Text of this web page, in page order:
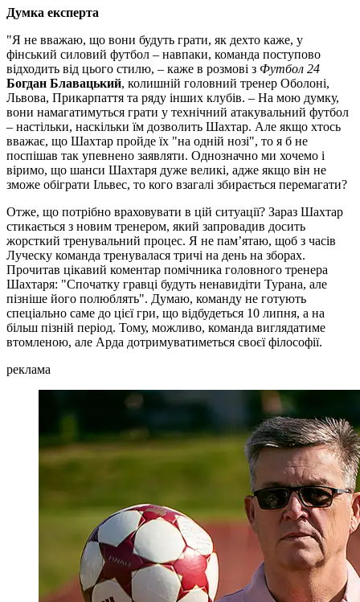
Думка експерта
"Я не вважаю, що вони будуть грати, як дехто каже, у
фінський силовий футбол – навпаки, команда поступово
відходить від цього стилю, – каже в розмові з Футбол 24
Богдан Блавацький, колишній головний тренер Оболоні,
Львова, Прикарпаття та ряду інших клубів. – На мою думку,
вони намагатимуться грати у технічний атакувальний футбол
– настільки, наскільки їм дозволить Шахтар. Але якщо хтось
вважає, що Шахтар пройде їх "на одній нозі", то я б не
поспішав так упевнено заявляти. Однозначно ми хочемо і
віримо, що шанси Шахтаря дуже великі, адже якщо він не
зможе обіграти Ільвес, то кого взагалі збирається перемагати?
Отже, що потрібно враховувати в цій ситуації? Зараз Шахтар
стикається з новим тренером, який запровадив досить
жорсткий тренувальний процес. Я не пам’ятаю, щоб з часів
Луческу команда тренувалася тричі на день на зборах.
Прочитав цікавий коментар помічника головного тренера
Шахтаря: "Спочатку гравці будуть ненавидіти Турана, але
пізніше його полюблять". Думаю, команду не готують
спеціально саме до цієї гри, що відбудеться 10 липня, а на
більш пізній період. Тому, можливо, команда виглядатиме
втомленою, але Арда дотримуватиметься своєї філософії.
реклама